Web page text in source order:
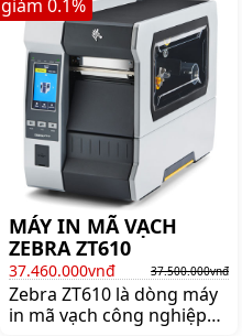
MÁY IN MÃ VẠCH
ZEBRA ZT610
37.460.000vnđ 37.500.000vnđ
Zebra ZT610 là dòng máy
in mã vạch công nghiệp
giảm 0.1%